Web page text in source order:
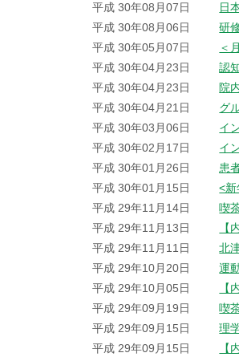
平成 30年08月07日
日
平成 30年08月06日
研
平成 30年05月07日
＜
平成 30年04月23日
認
平成 30年04月23日
院
平成 30年04月21日
グ
平成 30年03月06日
イ
平成 30年02月17日
イ
平成 30年01月26日
患
平成 30年01月15日
<
平成 29年11月14日
喫
平成 29年11月13日
【
平成 29年11月11日
北
平成 29年10月20日
運
平成 29年10月05日
【
平成 29年09月19日
喫
平成 29年09月15日
理
平成 29年09月15日
【